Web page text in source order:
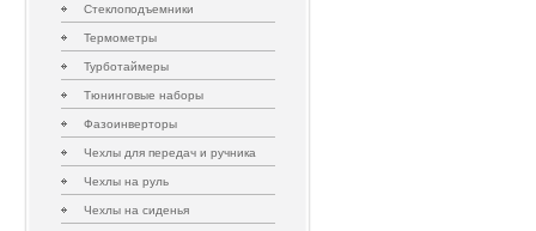
Стеклоподъемники
Термометры
Турботаймеры
Тюнинговые наборы
Фазоинверторы
Чехлы для передач и ручника
Чехлы на руль
Чехлы на сиденья